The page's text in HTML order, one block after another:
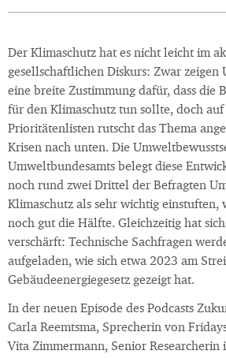
Der Klimaschutz hat es nicht leicht im
gesellschaftlichen Diskurs: Zwar zeigen
eine breite Zustimmung dafür, dass die
für den Klimaschutz tun sollte, doch
Prioritätenlisten rutscht das Thema
Krisen nach unten. Die
Umweltbundesamts belegt diese
noch rund zwei Drittel der Befragten
Klimaschutz als sehr wichtig einstuften,
noch gut die Hälfte. Gleichzeitig hat
verschärft: Technische Sachfragen
aufgeladen, wie sich etwa 2023 am
Gebäudeenergiegesetz gezeigt hat.
In der neuen Episode des Podcasts
Carla Reemtsma, Sprecherin von
Vita Zimmermann, Senior Researcherin